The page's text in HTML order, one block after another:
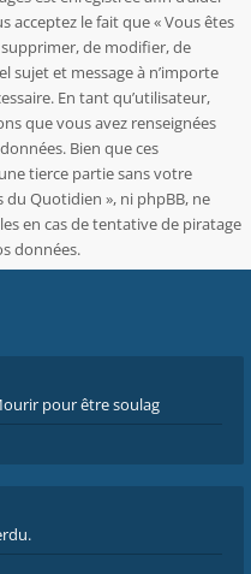
acceptez le fait que « Vous êtes
de modifier, de
sujet et message à n’importe
En tant qu’utilisateur,
que vous avez renseignées
Bien que ces
tierce partie sans votre
du Quotidien », ni phpBB, ne
en cas de tentative de piratage
données.
pour être soulag